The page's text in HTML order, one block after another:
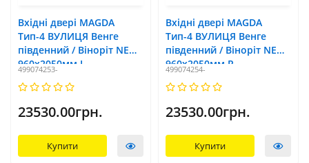
Вхідні двері MAGDA
Тип-4 ВУЛИЦЯ Венге
південний / Віноріт NEW
960х2050мм L
499074253-
23530.00грн.
Купити
Вхідні двері MAGDA
Тип-4 ВУЛИЦЯ Венге
південний / Віноріт NEW
960х2050мм R
499074254-
23530.00грн.
Купити